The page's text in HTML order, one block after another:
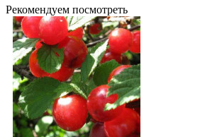
Рекомендуем посмотреть